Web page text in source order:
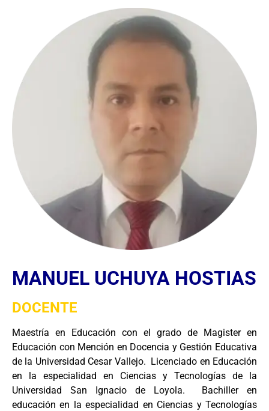
MANUEL UCHUYA HOSTIAS
DOCENTE
Maestría en Educación con el grado de Magister en
Educación con Mención en Docencia y Gestión Educativa
de la Universidad Cesar Vallejo. Licenciado en Educación
en la especialidad en Ciencias y Tecnologías de la
Universidad San Ignacio de Loyola. Bachiller en
educación en la especialidad en Ciencias y Tecnologías